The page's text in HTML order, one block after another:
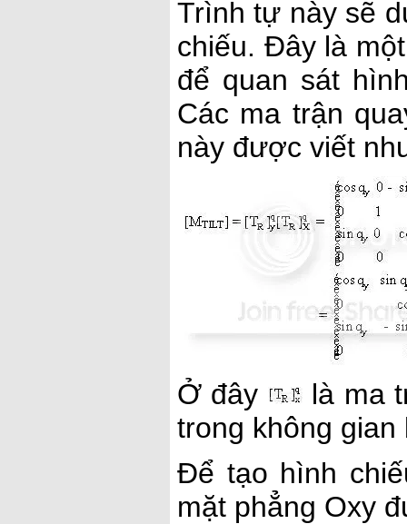
Trình tự này sẽ
chiếu. Đây là
để quan sát
Các ma trận
này được viết
Ở đây
là ma
trong không gian
Để tạo hình
mặt phẳng Oxy